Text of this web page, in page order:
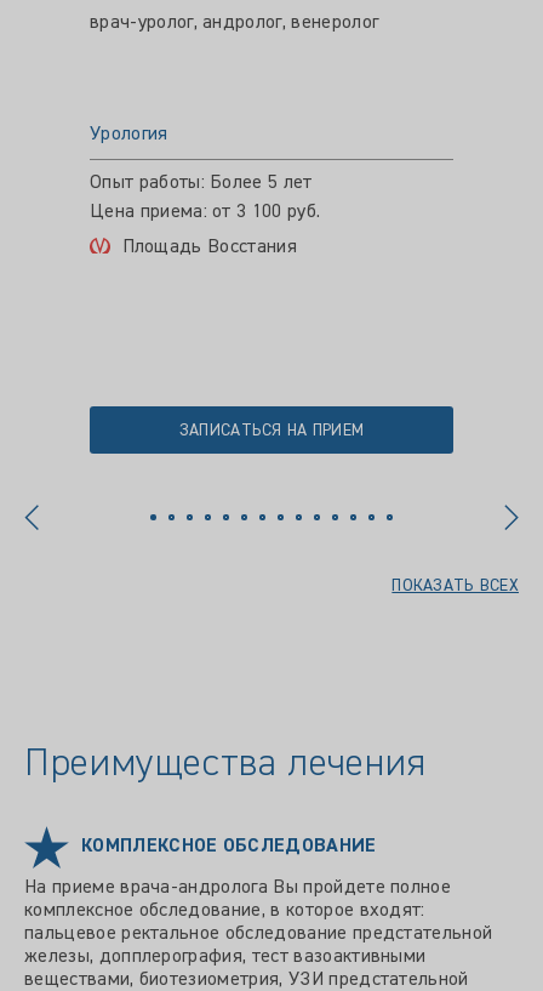
врач-уролог, андролог, венеролог
Урология
Опыт работы: Более 5 лет
Цена приема: от 3 100 руб.
Площадь Восстания
ЗАПИСАТЬСЯ НА ПРИЕМ
ПОКАЗАТЬ ВСЕХ
Преимущества лечения
КОМПЛЕКСНОЕ ОБСЛЕДОВАНИЕ
На приеме врача-андролога Вы пройдете полное
комплексное обследование, в которое входят:
пальцевое ректальное обследование предстательной
железы, допплерография, тест вазоактивными
веществами, биотезиометрия, УЗИ предстательной